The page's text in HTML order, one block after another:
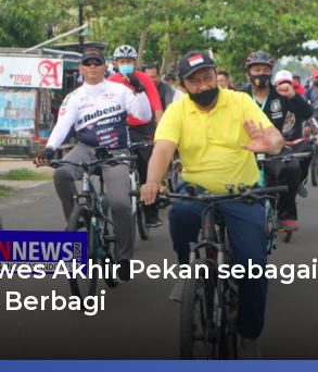
Akhir Pekan sebagai